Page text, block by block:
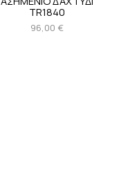
TR1840
96,00 €